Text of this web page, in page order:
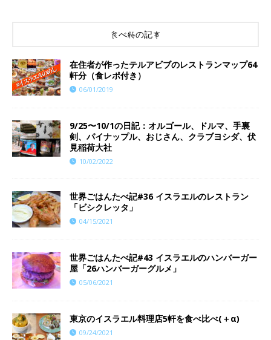
食べ物の記事
在住者が作ったテルアビブのレストランマップ64
軒分（食レポ付き）
06/01/2019
9/25〜10/1の日記：オルゴール、ドルマ、手裏
剣、パイナップル、おじさん、クラブヨシダ、伏
見稲荷大社
10/02/2022
世界ごはんたべ記#36 イスラエルのレストラン
「ビシクレッタ」
04/15/2021
世界ごはんたべ記#43 イスラエルのハンバーガー
屋「26ハンバーガーグルメ」
05/06/2021
東京のイスラエル料理店5軒を食べ比べ(＋α)
09/24/2021